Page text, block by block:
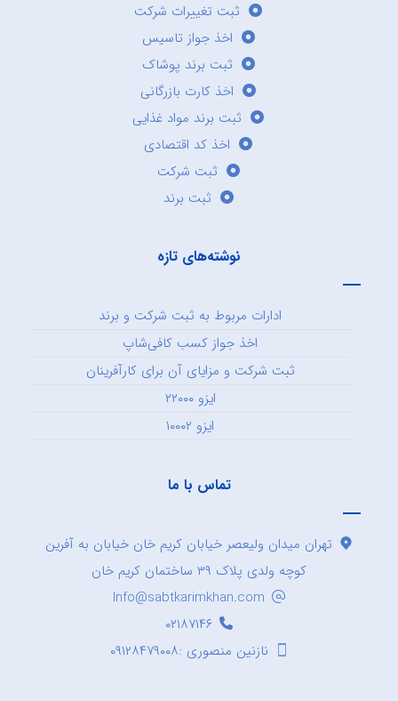
ثبت تغییرات شرکت
اخذ جواز تاسیس
ثبت برند پوشاک
اخذ کارت بازرگانی
ثبت برند مواد غذایی
اخذ کد اقتصادی
ثبت شرکت
ثبت برند
نوشته‌های تازه
ادارات مربوط به ثبت شرکت و برند
اخذ جواز کسب کافی‌شاپ
ثبت شرکت و مزایای آن برای کارآفرینان
ایزو ۲۲۰۰۰
ایزو ۱۰۰۰۲
تماس با ما
تهران میدان ولیعصر خیابان کریم خان خیابان به آفرین
کوچه ولدی پلاک ۳۹ ساختمان کریم خان
Info@sabtkarimkhan.com
۰۲۱۸۷۱۴۶
نازنین منصوری :۰۹۱۲۸۴۷۹۰۰۸